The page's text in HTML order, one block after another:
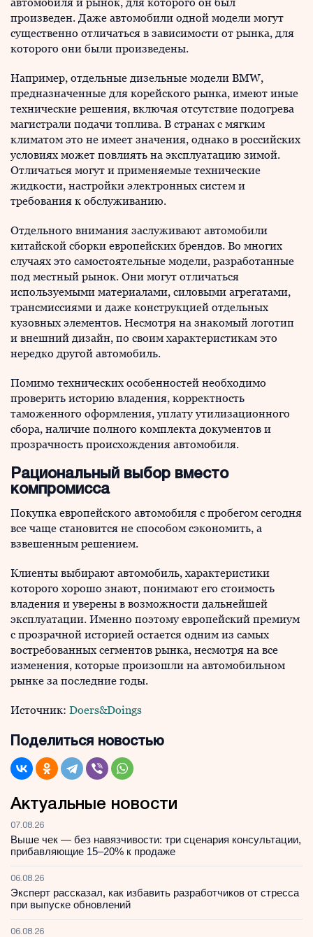
произведен. Даже автомобили одной модели могут
существенно отличаться в зависимости от рынка, для
которого они были произведены.
Например, отдельные дизельные модели BMW,
предназначенные для корейского рынка, имеют иные
технические решения, включая отсутствие подогрева
магистрали подачи топлива. В странах с мягким
климатом это не имеет значения, однако в российских
условиях может повлиять на эксплуатацию зимой.
Отличаться могут и применяемые технические
жидкости, настройки электронных систем и
требования к обслуживанию.
Отдельного внимания заслуживают автомобили
китайской сборки европейских брендов. Во многих
случаях это самостоятельные модели, разработанные
под местный рынок. Они могут отличаться
используемыми материалами, силовыми агрегатами,
трансмиссиями и даже конструкцией отдельных
кузовных элементов. Несмотря на знакомый логотип
и внешний дизайн, по своим характеристикам это
нередко другой автомобиль.
Помимо технических особенностей необходимо
проверить историю владения, корректность
таможенного оформления, уплату утилизационного
сбора, наличие полного комплекта документов и
прозрачность происхождения автомобиля.
Рациональный выбор вместо
компромисса
Покупка европейского автомобиля с пробегом сегодня
все чаще становится не способом сэкономить, а
взвешенным решением.
Клиенты выбирают автомобиль, характеристики
которого хорошо знают, понимают его стоимость
владения и уверены в возможности дальнейшей
эксплуатации. Именно поэтому европейский премиум
с прозрачной историей остается одним из самых
востребованных сегментов рынка, несмотря на все
изменения, которые произошли на автомобильном
рынке за последние годы.
Источник: Doers&Doings
Поделиться новостью
Актуальные новости
07.08.26
Выше чек — без навязчивости: три сценария консультации,
прибавляющие 15–20% к продаже
06.08.26
Эксперт рассказал, как избавить разработчиков от стресса
при выпуске обновлений
06.08.26